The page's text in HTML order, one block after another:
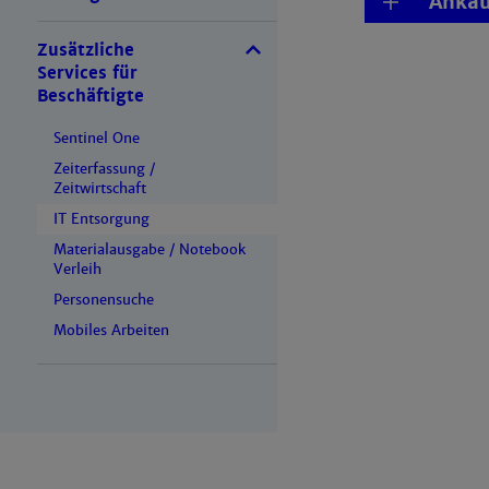
Zusätzliche
Services für
Beschäftigte
Sentinel One
Zeiterfassung /
Zeitwirtschaft
IT Entsorgung
Materialausgabe / Notebook
Verleih
Personensuche
Mobiles Arbeiten